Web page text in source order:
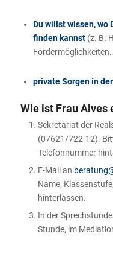
Du willst wissen, wo
finden kannst(z. B.
private Sorgen in
Wie ist Frau Alves
Sekretariat der
(07621/722-12).
Telefonnummer
E-Mail an
Name,
hinterlassen.
In der
Stunde, im